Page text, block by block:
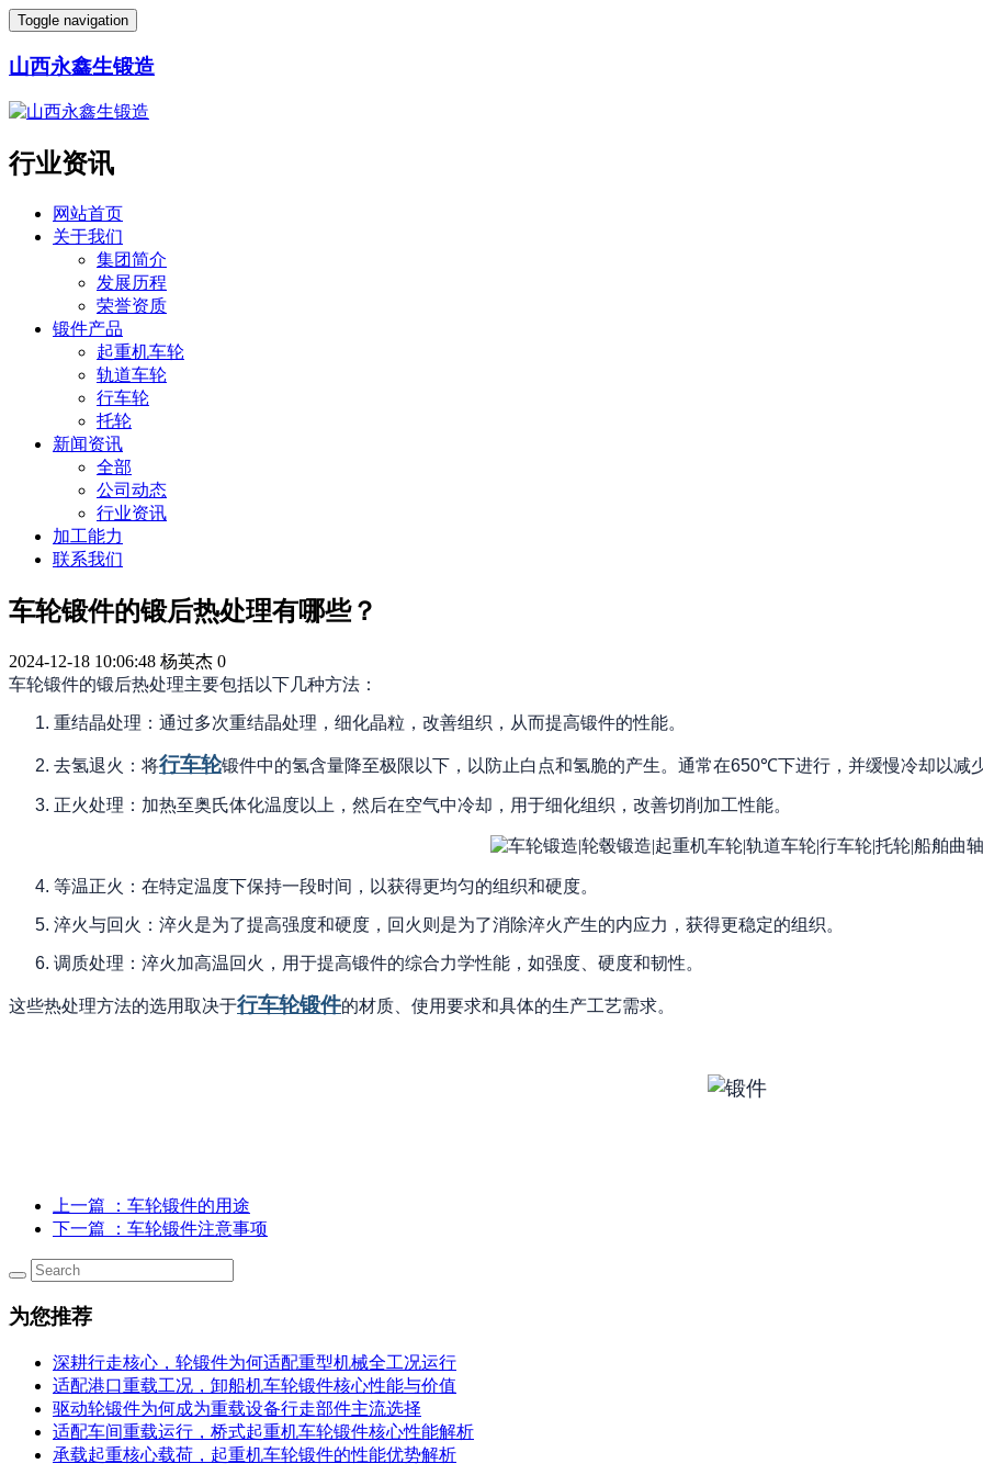
Toggle navigation
山西永鑫生锻造
行业资讯
网站首页
关于我们
集团简介
发展历程
荣誉资质
锻件产品
起重机车轮
轨道车轮
行车轮
托轮
新闻资讯
全部
公司动态
行业资讯
加工能力
联系我们
车轮锻件的锻后热处理有哪些？
2024-12-18 10:06:48 杨英杰 0
车轮锻件的锻后热处理主要包括以下几种方法：
1. 重结晶处理：通过多次重结晶处理，细化晶粒，改善组织，从而提高锻件的性能。
2. 去氢退火：将行车轮锻件中的氢含量降至极限以下，以防止白点和氢脆的产生。通常在650℃下进行，并缓慢冷却以减
3. 正火处理：加热至奥氏体化温度以上，然后在空气中冷却，用于细化组织，改善切削加工性能。
4. 等温正火：在特定温度下保持一段时间，以获得更均匀的组织和硬度。
5. 淬火与回火：淬火是为了提高强度和硬度，回火则是为了消除淬火产生的内应力，获得更稳定的组织。
6. 调质处理：淬火加高温回火，用于提高锻件的综合力学性能，如强度、硬度和韧性。
这些热处理方法的选用取决于行车轮锻件的材质、使用要求和具体的生产工艺需求。
上一篇
：车轮锻件的用途
下一篇
：车轮锻件注意事项
为您推荐
深耕行走核心，轮锻件为何适配重型机械全工况运行
适配港口重载工况，卸船机车轮锻件核心性能与价值
驱动轮锻件为何成为重载设备行走部件主流选择
适配车间重载运行，桥式起重机车轮锻件核心性能解析
承载起重核心载荷，起重机车轮锻件的性能优势解析